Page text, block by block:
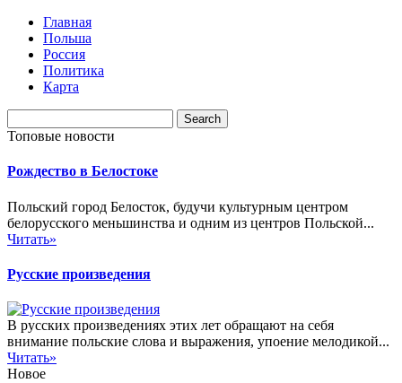
Главная
Польша
Россия
Политика
Карта
Топовые новости
Рождество в Белостоке
Польский город Белосток, будучи культурным центром
белорусского меньшинства и одним из центров Польской...
Читать»
Русские произведения
В русских произведениях этих лет обращают на себя
внимание польские слова и выражения, упоение мелодикой...
Читать»
Новое